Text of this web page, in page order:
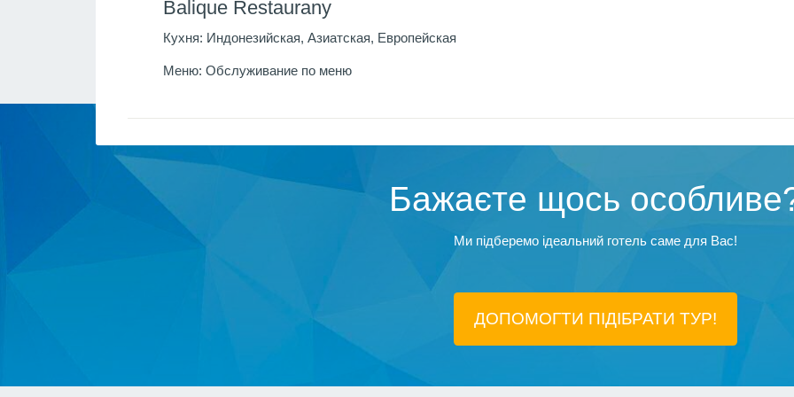
Balique Restaurany
Кухня: Индонезийская, Азиатская, Европейская
Меню: Обслуживание по меню
Бажаєте щось
Ми підберемо ідеальний готель саме для Вас!
ДОПОМОГТИ ПІДIБРАТИ ТУР!